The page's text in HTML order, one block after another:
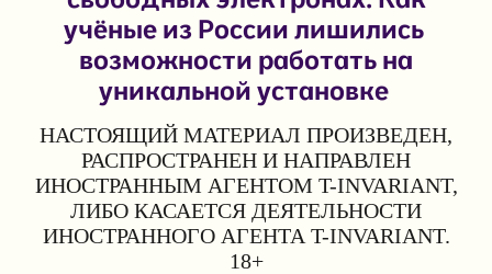
учёные из России лишились
возможности работать на
уникальной установке
НАСТОЯЩИЙ МАТЕРИАЛ ПРОИЗВЕДЕН,
РАСПРОСТРАНЕН И НАПРАВЛЕН
ИНОСТРАННЫМ АГЕНТОМ T-INVARIANT,
ЛИБО КАСАЕТСЯ ДЕЯТЕЛЬНОСТИ
ИНОСТРАННОГО АГЕНТА T-INVARIANT.
18+